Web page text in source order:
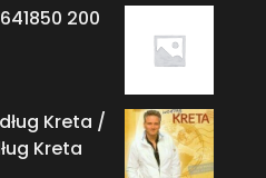
200
Kreta /
Kreta